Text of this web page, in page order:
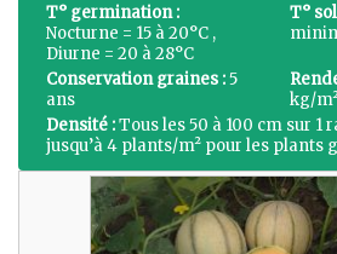
T° germination :
Nocturne = 15 à 20°C ,
Diurne = 20 à 28°C
T°
Conservation graines :5
ans
kg/
Densité :Tous les 50 à 100 cm sur 1
jusqu’à 4 plants/m² pour les plants